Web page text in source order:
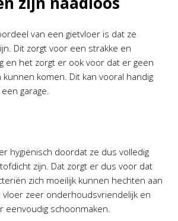
van een gietvloer is dat ze
Dit zorgt voor een strakke en
en het zorgt er ook voor dat er geen
kunnen komen. Dit kan vooral handig
garage.
hygiënisch doordat ze dus volledig
zijn. Dat zorgt er dus voor dat
zich moeilijk kunnen hechten aan
vloer zeer onderhoudsvriendelijk en
eenvoudig schoonmaken.